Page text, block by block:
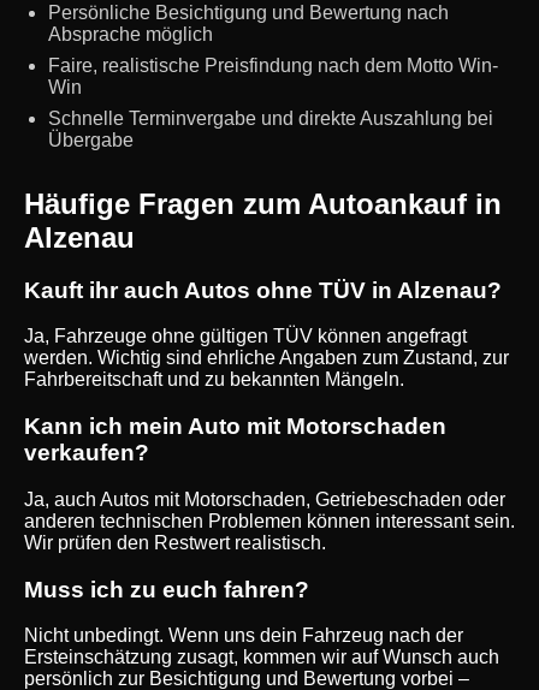
Persönliche Besichtigung und Bewertung nach
Absprache möglich
Faire, realistische Preisfindung nach dem Motto Win-
Win
Schnelle Terminvergabe und direkte Auszahlung bei
Übergabe
Häufige Fragen zum Autoankauf in
Alzenau
Kauft ihr auch Autos ohne TÜV in Alzenau?
Ja, Fahrzeuge ohne gültigen TÜV können angefragt
werden. Wichtig sind ehrliche Angaben zum Zustand, zur
Fahrbereitschaft und zu bekannten Mängeln.
Kann ich mein Auto mit Motorschaden
verkaufen?
Ja, auch Autos mit Motorschaden, Getriebeschaden oder
anderen technischen Problemen können interessant sein.
Wir prüfen den Restwert realistisch.
Muss ich zu euch fahren?
Nicht unbedingt. Wenn uns dein Fahrzeug nach der
Ersteinschätzung zusagt, kommen wir auf Wunsch auch
persönlich zur Besichtigung und Bewertung vorbei –